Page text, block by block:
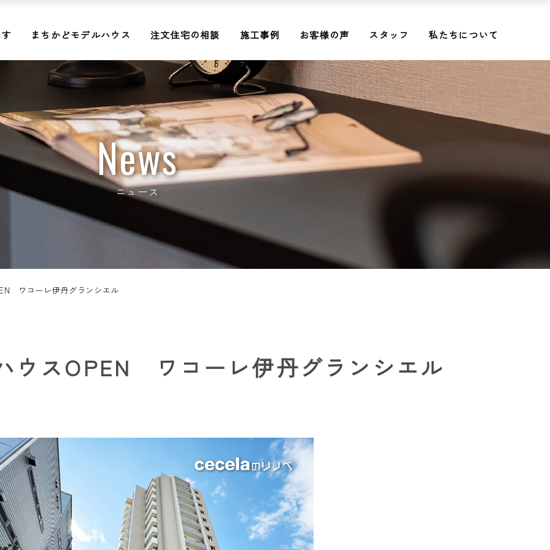
まちかどモデルハウス 注文住宅の相談 施工事例 お客様の声 スタッフ 私たちについて
News
ニュース
ワコーレ伊丹グランシエル
ウスOPEN ワコーレ伊丹グランシエル